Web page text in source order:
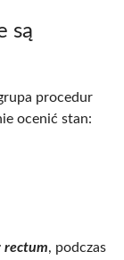
są
procedur
ocenić stan:
rectum, podczas